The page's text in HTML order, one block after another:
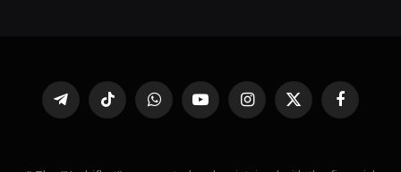
فيسبوك X
(Twitter)
الانستغراميوتيوب واتساب تيكتوك تيلقرام